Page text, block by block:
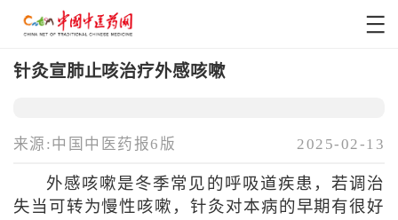
针灸宣肺止咳治疗外感咳嗽
来源:中国中医药报6版 2025-02-13
外感咳嗽是冬季常见的呼吸道疾患，若调治
失当可转为慢性咳嗽，针灸对本病的早期有很好